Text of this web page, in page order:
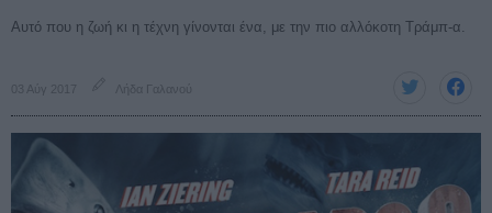
Αυτό που η ζωή κι η τέχνη γίνονται ένα, με την πιο αλλόκοτη Τράμπ-α.
03 Αύγ 2017 Λήδα Γαλανού